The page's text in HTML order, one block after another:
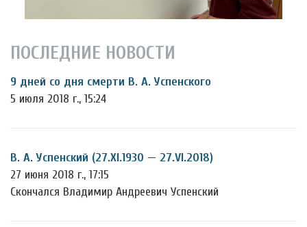
ПОСЛЕДНИЕ НОВОСТИ
9 дней со дня смерти В. А. Успенского
5 июля 2018 г., 15:24
В. А. Успенский (27.XI.1930 — 27.VI.2018)
27 июня 2018 г., 17:15
Скончался Владимир Андреевич Успенский